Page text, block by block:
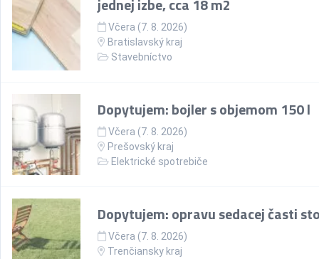
jednej izbe, cca 18 m2
Včera (7. 8. 2026)
Bratislavský kraj
Stavebníctvo
Dopytujem: bojler s objemom 150 l
Včera (7. 8. 2026)
Prešovský kraj
Elektrické spotrebiče
Dopytujem: opravu sedacej časti
Včera (7. 8. 2026)
Trenčiansky kraj